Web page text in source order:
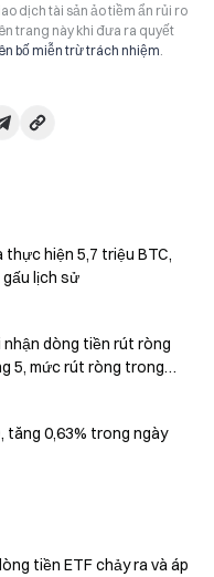
dịch tài sản ảo tiềm ẩn rủi ro
trang này khi đưa ra quyết
bố miễn trừ trách nhiệm.
thực hiện 5,7 triệu BTC,
lịch sử
nhận dòng tiền rút ròng
5, mức rút ròng trong
tăng 0,63% trong ngày
tiền ETF chảy ra và áp